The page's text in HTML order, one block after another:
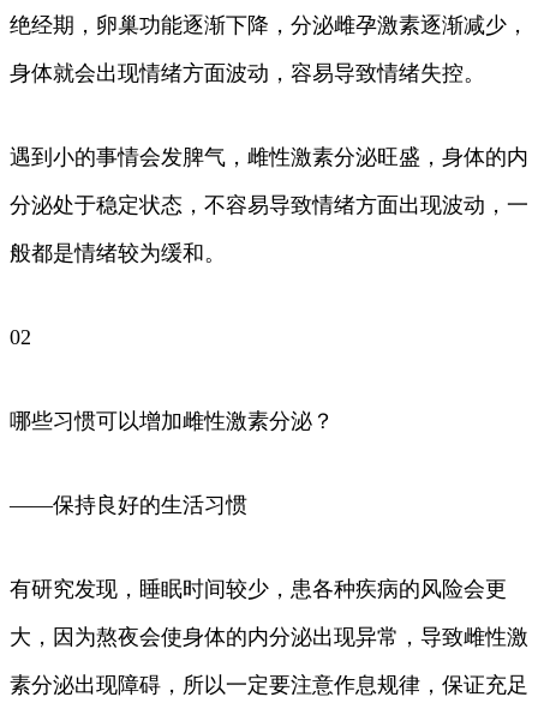
绝经期，卵巢功能逐渐下降，分泌雌孕激素逐渐减少，
身体就会出现情绪方面波动，容易导致情绪失控。
遇到小的事情会发脾气，雌性激素分泌旺盛，身体的内
分泌处于稳定状态，不容易导致情绪方面出现波动，一
般都是情绪较为缓和。
02
哪些习惯可以增加雌性激素分泌？
——保持良好的生活习惯
有研究发现，睡眠时间较少，患各种疾病的风险会更
大，因为熬夜会使身体的内分泌出现异常，导致雌性激
素分泌出现障碍，所以一定要注意作息规律，保证充足